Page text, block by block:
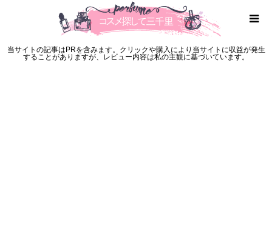
当サイトの記事はPRを含みます。クリックや購入により当サイトに収益が発生
することがありますが、レビュー内容は私の主観に基づいています。